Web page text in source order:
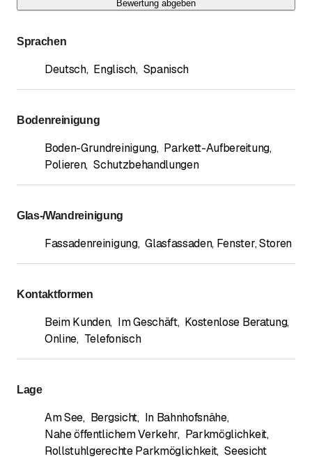
Bewertung abgeben
Sprachen
Deutsch, Englisch, Spanisch
Bodenreinigung
Boden-Grundreinigung, Parkett-Aufbereitung,
Polieren, Schutzbehandlungen
Glas-/Wandreinigung
Fassadenreinigung, Glasfassaden, Fenster, Storen
Kontaktformen
Beim Kunden, Im Geschäft, Kostenlose Beratung,
Online, Telefonisch
Lage
Am See, Bergsicht, In Bahnhofsnähe,
Nahe öffentlichem Verkehr, Parkmöglichkeit,
Rollstuhlgerechte Parkmöglichkeit, Seesicht